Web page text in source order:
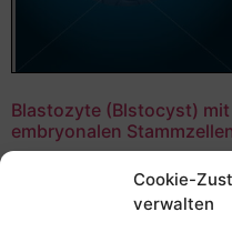
Cookie-
verwalten
Blastozyte (Blstocyst) mit
embryonalen
Bildnummer: 4492